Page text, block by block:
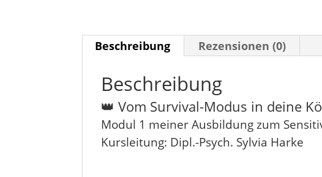
Beschreibung Rezensionen (0)
Beschreibung
👑 Vom Survival-Modus in deine
Modul 1 meiner Ausbildung zum
Kursleitung: Dipl.-Psych. Sylvia Harke